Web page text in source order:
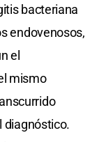
bacteriana
endovenosos,
el
mismo
diagnóstico.